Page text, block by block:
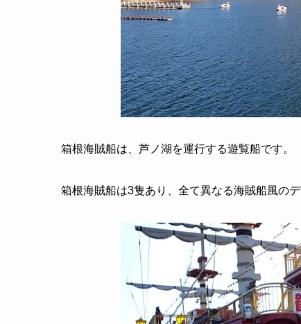
箱根海賊船は、芦ノ湖を運行する遊覧船です。
箱根海賊船は3隻あり、全て異なる海賊船風の